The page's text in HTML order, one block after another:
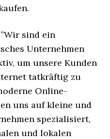
sind ein
Unternehmen
um unsere Kunden
tatkräftig zu
Online-
uns auf kleine und
spezialisiert,
und lokalen